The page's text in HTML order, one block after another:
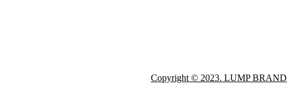
Copyright © 2023. LUMP BRAND